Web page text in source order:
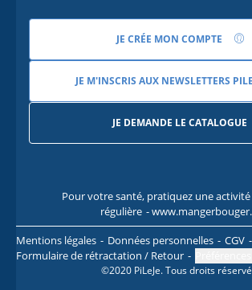
JE CRÉE MON COMPTE
JE M'INSCRIS AUX NEWSLETTERS
JE DEMANDE LE CATALOGUE
Pour votre santé, pratiquez une
régulière -
Mentions légales
Données personnelles
CGV
Formulaire de rétractation / Retour
©2020 PiLeJe. Tous droits